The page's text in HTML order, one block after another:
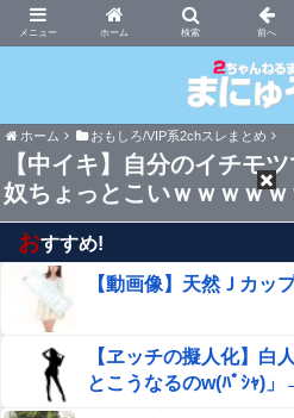
ホーム
まにゅそく 2chまとめ
ホーム おもしろ/VIP系2chスレまとめ
【中イキ】自分のイチモ
奴ちょっとこいｗｗｗｗｗ
おすすめ!
【動画像】天然Ｊカッ
【ヱッチの擬人化】白
とこうなるのw(ﾊﾟｼｬ)